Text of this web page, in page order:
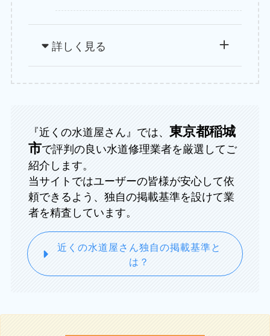
詳しく見る
『近くの水道屋さん』では、 東京都稲城
市で評判の良い水道修理業者を厳選してご
紹介します。
当サイトではユーザーの皆様が安心して依
頼できるよう、独自の掲載基準を設けて業
者を精査しています。
近くの水道屋さん独自の掲載基準と
は？